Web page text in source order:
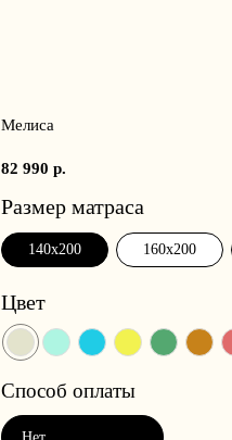
Мелиса
82 990 р.
Размер матраса
140x200 160x200
Цвет